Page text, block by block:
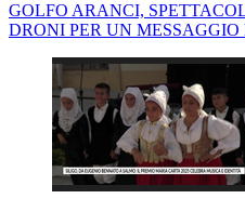
GOLFO ARANCI,
DRONI PER UN MESSAGGIO